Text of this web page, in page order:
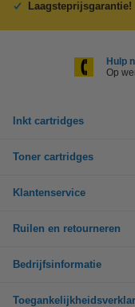
Laagsteprijsgarantie!
Hulp
Op
Inkt cartridges
Toner cartridges
Klantenservice
Ruilen en retourneren
Bedrijfsinformatie